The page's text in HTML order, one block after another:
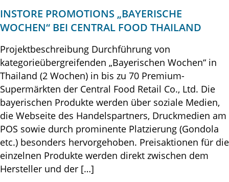
INSTORE PROMOTIONS „BAYERISCHE
WOCHEN“ BEI CENTRAL FOOD THAILAND
Projektbeschreibung Durchführung von
kategorieübergreifenden „Bayerischen Wochen“ in
Thailand (2 Wochen) in bis zu 70 Premium-
Supermärkten der Central Food Retail Co., Ltd. Die
bayerischen Produkte werden über soziale Medien,
die Webseite des Handelspartners, Druckmedien am
POS sowie durch prominente Platzierung (Gondola
etc.) besonders hervorgehoben. Preisaktionen für die
einzelnen Produkte werden direkt zwischen dem
Hersteller und der […]